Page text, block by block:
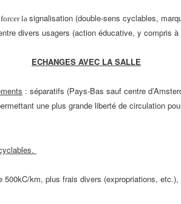
la signalisation (double-sens cyclables,
divers usagers (action éducative, y compris à
ECHANGES AVEC LA SALLE
: séparatifs (Pays-Bas sauf centre
une plus grande liberté de circulation
500kC/km, plus frais divers (expropriations, etc.),